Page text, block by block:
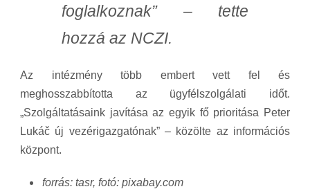
foglalkoznak” – tette
hozzá az NCZI.
Az intézmény több embert vett fel és
meghosszabbította az ügyfélszolgálati időt.
„Szolgáltatásaink javítása az egyik fő prioritása Peter
Lukáč új vezérigazgatónak” – közölte az információs
központ.
forrás: tasr, fotó: pixabay.com